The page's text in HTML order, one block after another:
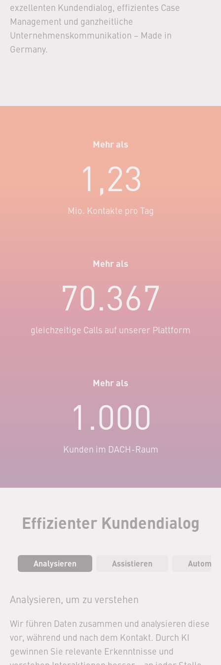
exzellenten Kundendialog, effizientes Case
Management und ganzheitliche
Unternehmenskommunikation – Made in
Germany.
Mehr als
1,23
Mio. Kontakte pro Tag
Mehr als
70.367
gleichzeitige Calls auf unserer Plattform
Mehr als
1.000
Kunden im DACH-Raum
Effizienter Kundendialog
Analysieren Assistieren
Analysieren, um zu verstehen
Wir führen Daten zusammen und analysieren diese
vor, während und nach dem Kontakt. Durch KI
gewinnen Sie relevante Erkenntnisse und